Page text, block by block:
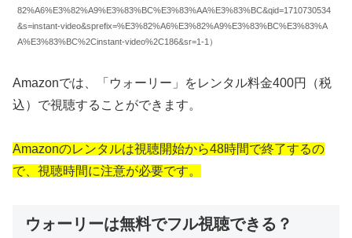
82%A6%E3%82%A9%E3%83%BC%E3%83%AA%E3%83%BC&qid=1710730534
&s=instant-video&sprefix=%E3%82%A6%E3%82%A9%E3%83%BC%E3%83%A
A%E3%83%BC%2Cinstant-video%2C186&sr=1-1）
Amazonでは、「ウォーリー」をレンタル料金400円（税
込）で視聴することができます。
Amazonのレンタルは視聴開始から48時間で終了するの
で、視聴時間に注意が必要です。
ウォーリーは無料でフル視聴できる？